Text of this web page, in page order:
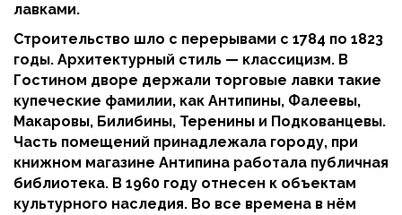
лавками.
Строительство шло с перерывами с 1784 по 1823
годы. Архитектурный стиль — классицизм. В
Гостином дворе держали торговые лавки такие
купеческие фамилии, как Антипины, Фалеевы,
Макаровы, Билибины, Теренины и Подкованцевы.
Часть помещений принадлежала городу, при
книжном магазине Антипина работала публичная
библиотека. В 1960 году отнесен к объектам
культурного наследия. Во все времена в нём